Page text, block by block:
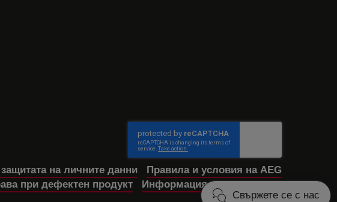
Свържете се с нас
Правила и условия на AEG
на личните данни
Информация за достъпност
при дефектен продукт